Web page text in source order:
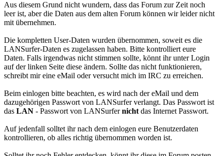
Aus diesem Grund nicht wundern, dass das Forum zur Zeit noch
leer ist, aber die Daten aus dem alten Forum können wir leider nicht
mit übernehmen.
Die kompletten User-Daten wurden übernommen, soweit es die
LANSurfer-Daten es zugelassen haben. Bitte kontrolliert eure
Daten. Falls irgendwas nicht stimmen sollte, könnt ihr unter Login
auf der linken Seite diese ändern. Sollte das nicht funktionieren,
schreibt mir eine eMail oder versucht mich im IRC zu erreichen.
Beim einlogen bitte beachten, es wird nach der eMail und dem
dazugehörigen Passwort von LANSurfer verlangt. Das Passwort ist
das LAN - Passwort von LANSurfernichtdas Internet Passwort.
Auf jedenfall solltet ihr nach dem einlogen eure Benutzerdaten
kontrollieren, ob alles richtig übernommen worden ist.